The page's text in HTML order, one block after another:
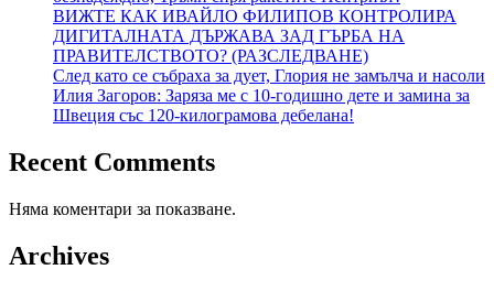
ВИЖТЕ КАК ИВАЙЛО ФИЛИПОВ КОНТРОЛИРА
ДИГИТАЛНАТА ДЪРЖАВА ЗАД ГЪРБА НА
ПРАВИТЕЛСТВОТО? (РАЗСЛЕДВАНЕ)
След като се събраха за дует, Глория не замълча и насоли
Илия Загоров: Заряза ме с 10-годишно дете и замина за
Швеция със 120-килограмова дебелана!
Recent Comments
Няма коментари за показване.
Archives